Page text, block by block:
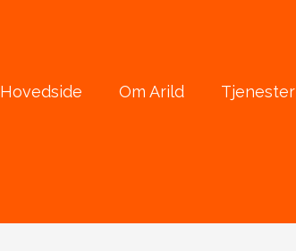
Hovedside Om Arild Tjenester